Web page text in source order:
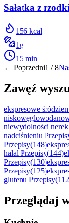
Sałatka z
156 kcal
1 g
15 min
← Poprzedni1 /8
Zawęź
ekspresowe
niewydolności
nadciśnieniu
Przepisy(148)
halal Przepisy(144)
Przepisy(130)
Przepisy(125)
glutenu Przepisy(112
Przeglądaj